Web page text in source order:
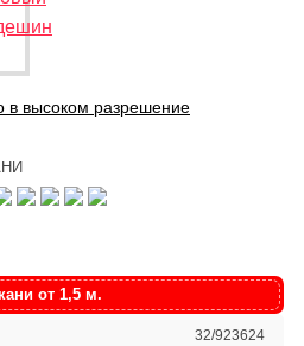
в высоком разрешение
от 1,5 м.
32/923624